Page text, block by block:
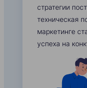
стратегии
техническая
маркетинге
успеха на